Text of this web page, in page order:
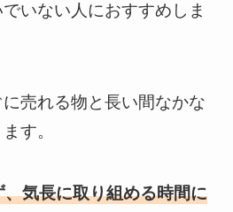
いない人におすすめしま
売れる物と長い間なかな
す。
気長に取り組める時間に